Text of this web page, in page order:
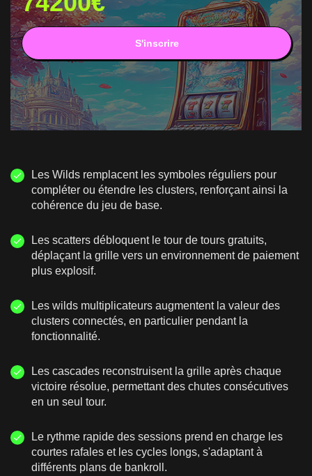
S'inscrire
Les Wilds remplacent les symboles réguliers pour
compléter ou étendre les clusters, renforçant ainsi la
cohérence du jeu de base.
Les scatters débloquent le tour de tours gratuits,
déplaçant la grille vers un environnement de paiement
plus explosif.
Les wilds multiplicateurs augmentent la valeur des
clusters connectés, en particulier pendant la
fonctionnalité.
Les cascades reconstruisent la grille après chaque
victoire résolue, permettant des chutes consécutives
en un seul tour.
Le rythme rapide des sessions prend en charge les
courtes rafales et les cycles longs, s'adaptant à
différents plans de bankroll.